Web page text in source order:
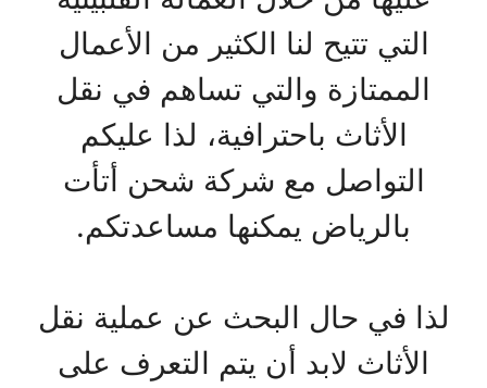
التي تتيح لنا الكثير من الأعمال
الممتازة والتي تساهم في نقل
الأثاث باحترافية، لذا عليكم
التواصل مع شركة شحن أتأت
بالرياض يمكنها مساعدتكم.
لذا في حال البحث عن عملية نقل
الأثاث لابد أن يتم التعرف على